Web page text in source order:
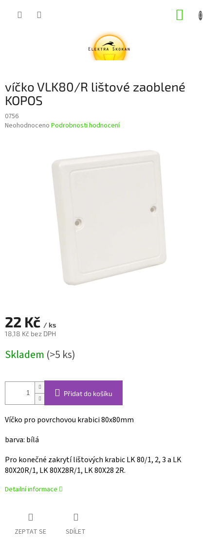
víčko VLK80/R lištové zaoblené
KOPOS
0756
Průměrné
Neohodnoceno Podrobnosti hodnocení
22 Kč / ks
18,18 Kč bez DPH
cena:
Skladem (>5 ks)
Přidat do košíku
Víčko pro povrchovou krabici 80x80mm
barva: bílá
Pro konečné zakrytí lištových krabic LK 80/1, 2, 3 a LK
80X20R/1, LK 80X28R/1, LK 80X28 2R.
Detailní informace
ZEPTAT SE SDÍLET